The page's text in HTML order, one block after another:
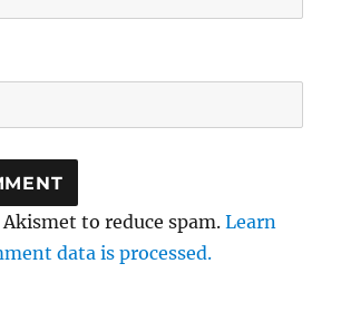
Akismet to reduce spam.Learn
data is processed.